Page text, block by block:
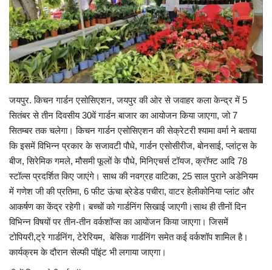
टेक्नोलॉजी
राजनीति
राज्य
मनोरंजन
स्पोर्ट्स
बिज़नेस
धर्म
लोक सभा चुनाव 2024
जयपुर. किचन गार्डन एसोसिएशन, जयपुर की ओर से जवाहर कला केन्द्र में 5
सितंबर से तीन दिवसीय 30वें गार्डन बाजार का आयोजन किया जाएगा, जो 7
सितम्बर तक चलेगा। किचन गार्डन एसोसिएशन की सेक्रेटरी श्यामा वर्मा ने बताया
कि इसमें विभिन्न प्रकार के सजावटी पौधे, गार्डन एसोसीरीज, बोनसाई, प्लांट्स के
बीज, सिरेमिक गमले, मौसमी फूलों के पौधे, मिनिएचर्स टॉयज, क्रॉफ्ट आदि 78
स्टॉल्स प्रदर्शित किए जाएंगे। साथ की नवग्रह वाटिका, 25 साल पुराने अडेनियम
में गणेश जी की प्रतिमा, 6 फीट ऊंचा ब्रेडेड पचीरा, वाटर हेलीकोनिया प्लांट और
आकर्षण का केंद्र रहेगी। बच्चों को गार्डनिंग सिखाई जाएगी।साथ ही तीनों दिन
विभिन्न विषयों पर तीन-तीन वर्कशॉप्स का आयोजन किया जाएगा। जिसमें
टोपियरी,ट्रे गार्डनिंग, टेरेरियम, बेसिक गार्डनिंग समेत कई वर्कशॉप शामिल है।
कार्यक्रम के दौरान सेल्फी पॉइंट भी लगाया जाएगा।